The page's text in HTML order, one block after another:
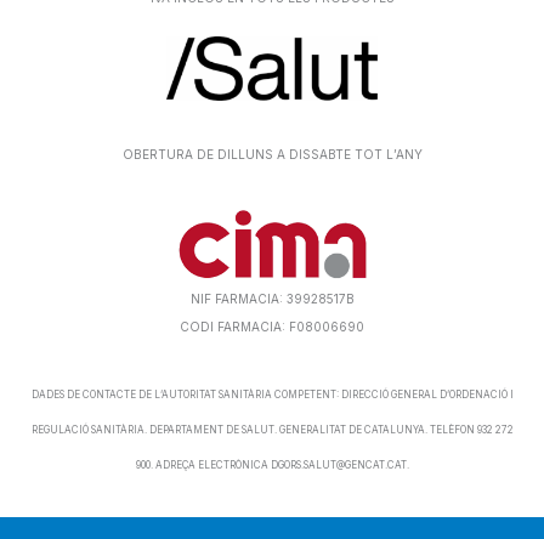
OBERTURA DE DILLUNS A DISSABTE TOT L’ANY
NIF FARMACIA: 39928517B
CODI FARMACIA: F08006690
DADES DE CONTACTE DE L’AUTORITAT SANITÀRIA COMPETENT: DIRECCIÓ GENERAL D’ORDENACIÓ I
REGULACIÓ SANITÀRIA. DEPARTAMENT DE SALUT. GENERALITAT DE CATALUNYA. TELÈFON 932 272
900. ADREÇA ELECTRÒNICA DGORS.SALUT@GENCAT.CAT.